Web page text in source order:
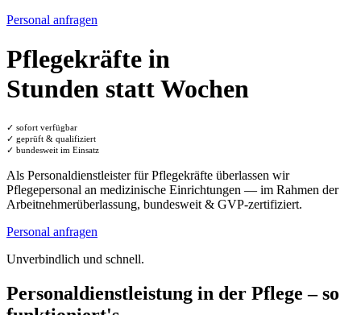
Personal anfragen
Pflegekräfte in
Stunden statt Wochen
✓ sofort verfügbar
✓ geprüft & qualifiziert
✓ bundesweit im Einsatz
Als Personaldienstleister für Pflegekräfte überlassen wir
Pflegepersonal an medizinische Einrichtungen — im Rahmen der
Arbeitnehmerüberlassung, bundesweit & GVP-zertifiziert.
Personal anfragen
Unverbindlich und schnell.
Personaldienstleistung in der Pflege –so